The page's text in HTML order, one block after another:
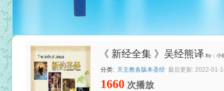
《 新经全集 》吴经熊译 By：小
分类: 天主教各版本圣经 最后更新: 2022-01-
1660 次播放